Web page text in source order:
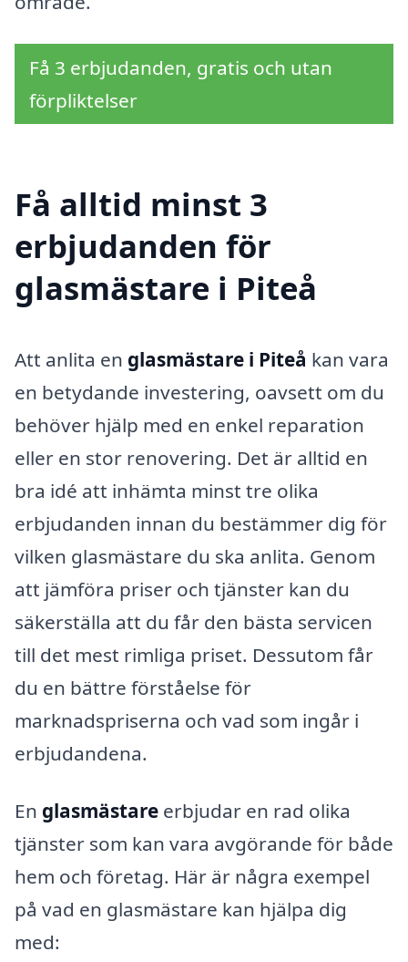
Få 3 erbjudanden, gratis och utan
förpliktelser
Få alltid minst 3
erbjudanden för
glasmästare i Piteå
Att anlita en glasmästare i Piteå kan vara
en betydande investering, oavsett om du
behöver hjälp med en enkel reparation
eller en stor renovering. Det är alltid en
bra idé att inhämta minst tre olika
erbjudanden innan du bestämmer dig för
vilken glasmästare du ska anlita. Genom
att jämföra priser och tjänster kan du
säkerställa att du får den bästa servicen
till det mest rimliga priset. Dessutom får
du en bättre förståelse för
marknadspriserna och vad som ingår i
erbjudandena.
En glasmästare erbjudar en rad olika
tjänster som kan vara avgörande för både
hem och företag. Här är några exempel
på vad en glasmästare kan hjälpa dig
med: